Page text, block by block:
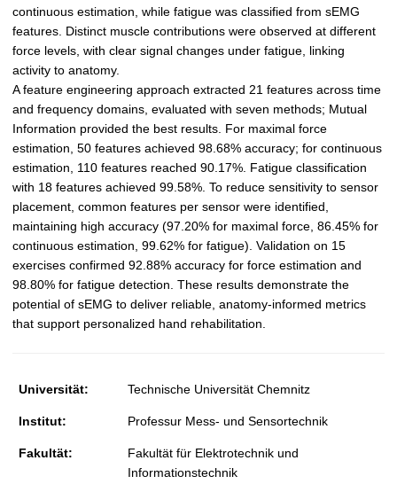
continuous estimation, while fatigue was classified from sEMG
features. Distinct muscle contributions were observed at different
force levels, with clear signal changes under fatigue, linking
activity to anatomy.
A feature engineering approach extracted 21 features across time
and frequency domains, evaluated with seven methods; Mutual
Information provided the best results. For maximal force
estimation, 50 features achieved 98.68% accuracy; for continuous
estimation, 110 features reached 90.17%. Fatigue classification
with 18 features achieved 99.58%. To reduce sensitivity to sensor
placement, common features per sensor were identified,
maintaining high accuracy (97.20% for maximal force, 86.45% for
continuous estimation, 99.62% for fatigue). Validation on 15
exercises confirmed 92.88% accuracy for force estimation and
98.80% for fatigue detection. These results demonstrate the
potential of sEMG to deliver reliable, anatomy-informed metrics
that support personalized hand rehabilitation.
Universität: Technische Universität Chemnitz
Institut: Professur Mess- und Sensortechnik
Fakultät:
Fakultät für Elektrotechnik und
Informationstechnik